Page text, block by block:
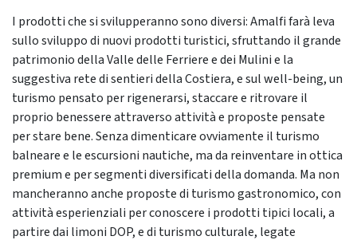
I prodotti che si svilupperanno sono diversi: Amalfi farà leva
sullo sviluppo di nuovi prodotti turistici, sfruttando il grande
patrimonio della Valle delle Ferriere e dei Mulini e la
suggestiva rete di sentieri della Costiera, e sul well-being, un
turismo pensato per rigenerarsi, staccare e ritrovare il
proprio benessere attraverso attività e proposte pensate
per stare bene. Senza dimenticare ovviamente il turismo
balneare e le escursioni nautiche, ma da reinventare in ottica
premium e per segmenti diversificati della domanda. Ma non
mancheranno anche proposte di turismo gastronomico, con
attività esperienziali per conoscere i prodotti tipici locali, a
partire dai limoni DOP, e di turismo culturale, legate